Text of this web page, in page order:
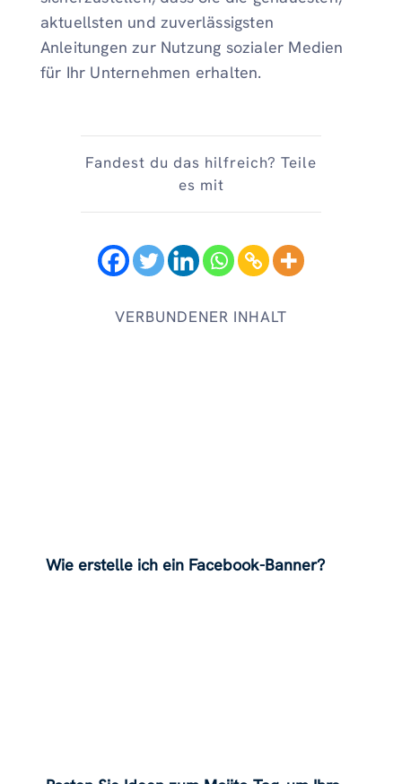
aktuellsten und zuverlässigsten
Anleitungen zur Nutzung sozialer Medien
für Ihr Unternehmen erhalten.
Fandest du das hilfreich? Teile
es mit
VERBUNDENER INHALT
Wie erstelle ich ein Facebook-Banner?